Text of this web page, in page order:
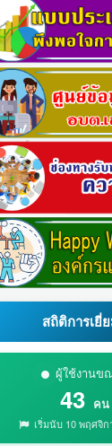
สถิติการเยี่
ผู้ใช้งานข
43 คน
เริ่มนับ 10 พฤศจิก